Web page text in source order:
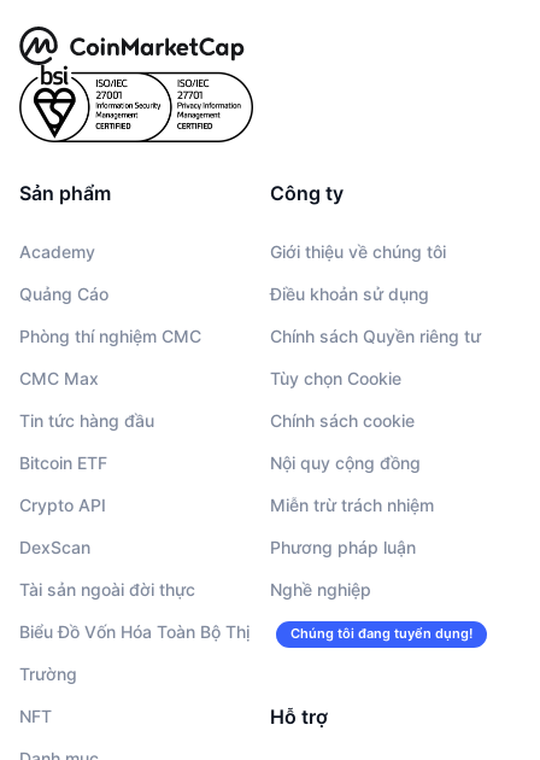
Sản phẩm
Academy
Quảng Cáo
Phòng thí nghiệm CMC
CMC Max
Tin tức hàng đầu
Bitcoin ETF
Crypto API
DexScan
Tài sản ngoài đời thực
Biểu Đồ Vốn Hóa Toàn Bộ Thị
Trường
NFT
Công ty
Giới thiệu về chúng tôi
Điều khoản sử dụng
Chính sách Quyền riêng tư
Tùy chọn Cookie
Chính sách cookie
Nội quy cộng đồng
Miễn trừ trách nhiệm
Phương pháp luận
Nghề nghiệp
Chúng tôi đang tuyển dụng!
Hỗ trợ